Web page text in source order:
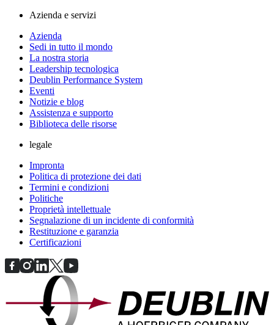
Azienda e servizi
Azienda
Sedi in tutto il mondo
La nostra storia
Leadership tecnologica
Deublin Performance System
Eventi
Notizie e blog
Assistenza e supporto
Biblioteca delle risorse
legale
Impronta
Politica di protezione dei dati
Termini e condizioni
Politiche
Proprietà intellettuale
Segnalazione di un incidente di conformità
Restituzione e garanzia
Certificazioni